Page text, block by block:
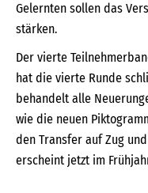
Gelernten sollen das
stärken.
Der vierte
hat die vierte Runde
behandelt alle
wie die neuen
den Transfer auf Zug
erscheint jetzt im Frühjahr